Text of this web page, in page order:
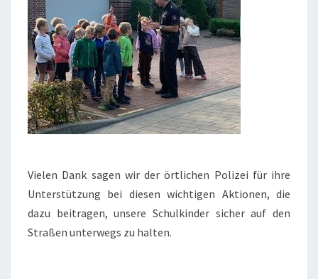
Vielen Dank sagen wir der örtlichen Polizei für ihre
Unterstützung bei diesen wichtigen Aktionen, die
dazu beitragen, unsere Schulkinder sicher auf den
Straßen unterwegs zu halten.